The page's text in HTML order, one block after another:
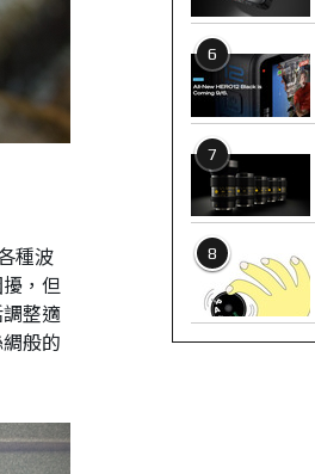
種波
，但
整適
般的
6
7
8